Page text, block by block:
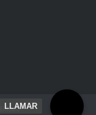
LLAMAR